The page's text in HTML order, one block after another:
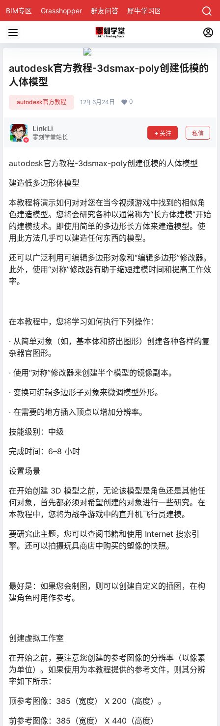
BIM专区 Grasshopper 群友问答 犀牛学习区
autodesk官方教程-3dsmax-poly创建低模的
人体模型
autodesk官方教程 12年6月24日 0
LinkLi
零刻学堂站长
关注 私信
autodesk官方教程-3dsmax-poly创建低模的人体模型
建造低多边形体模型
本教程将演示如何对对您在当今视频游戏中找到的相似角
色建造模型。您将会研究各种以通常称为“长方体建模”开始
的建模技术。即使用简单的多边形长方体来建造模型。使
用此方法几乎可以建造任何东西的模型。
还可以广泛利用可编辑多边形对象和“编辑多边形”修改器。
此外，使用“对称”修改器有助于缩短建模时间和提高工作效
率。
在本教程中，您将学习如何执行下列操作：
· 从简单对象（如，基本体和挤出图形）创建各种各样的复
杂器官图形。
· 使用“对称”修改器来创建半个模型的镜像副本。
· 变换可编辑多边形子对象来微调模型外形。
· 在需要的地方插入顶点以增加分辨率。
技能级别：中级
完成时间：6–8 小时
设置场景
在开始创建 3D 模型之前，无论该模型是角色还是其他任
何对象，首先都必须对希望创建的对象进行一些研究。在
本教程中，您将为战争游戏中的直升机飞行员建模。
要研究此主题，您可以查阅书籍和使用 Internet 搜索引
擎。还可以拍摄玩具商店中购买的塑像的快照。
最好是：如果您会制图，则可以创建自定义的插图，在构
建角色时用作参考。
创建虚拟工作室
在开始之前，要注意您创建的参考图像的分辨率（以像素
为单位）。如果使用为本教程提供的参考文件，则其分辨
率如下所示：
顶参考图像：385（宽度） X 200（高度）。
前参考图像：385（宽度） X 440（高度）